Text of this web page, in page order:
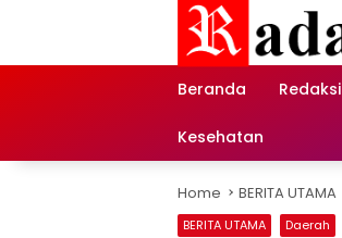
Beranda
Redaksi
Kesehatan
Home BERITA UTAMA
BERITA UTAMA Daerah